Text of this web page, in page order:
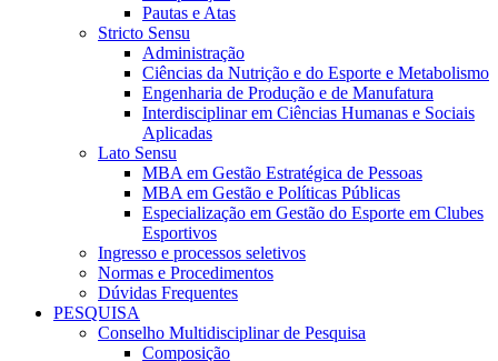
Pautas e Atas
Stricto Sensu
Administração
Ciências da Nutrição e do Esporte e Metabolismo
Engenharia de Produção e de Manufatura
Interdisciplinar em Ciências Humanas e Sociais
Aplicadas
Lato Sensu
MBA em Gestão Estratégica de Pessoas
MBA em Gestão e Políticas Públicas
Especialização em Gestão do Esporte em Clubes
Esportivos
Ingresso e processos seletivos
Normas e Procedimentos
Dúvidas Frequentes
PESQUISA
Conselho Multidisciplinar de Pesquisa
Composição